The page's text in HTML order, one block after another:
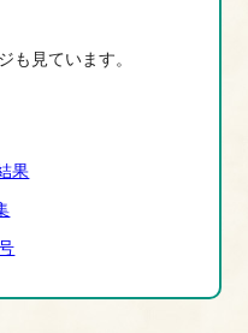
も見ています。
果